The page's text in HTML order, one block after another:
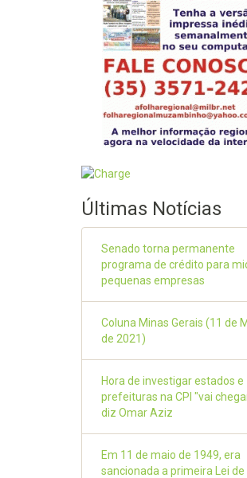
Últimas Notícias
Senado torna permanente
programa de crédito para
pequenas empresas
Coluna Minas Gerais (11 de
de 2021)
Hora de investigar estados e
prefeituras na CPI "vai
diz Omar Aziz
Em 11 de maio de 1949, era
sancionada a primeira Lei de